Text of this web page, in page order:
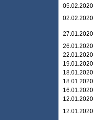
05.02.2020
02.02.2020
27.01.2020
26.01.2020
22.01.2020
19.01.2020
18.01.2020
18.01.2020
16.01.2020
12.01.2020
12.01.2020